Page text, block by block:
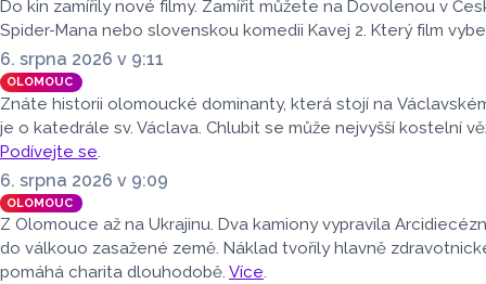
speciální technikou.
Do kin zamířily nové filmy. Zamířit můžete na Dovolenou v
Spider-Mana nebo slovenskou komedii Kavej 2. Který film
6. srpna 2026 v 9:11
OLOMOUC
Znáte historii olomoucké dominanty, která stojí na
je o katedrále sv. Václava. Chlubit se může nejvyšší kostelní
Podívejte se.
6. srpna 2026 v 9:09
OLOMOUC
Z Olomouce až na Ukrajinu. Dva kamiony vypravila
do válkouo zasažené země. Náklad tvořily hlavně
pomáhá charita dlouhodobě. Více.